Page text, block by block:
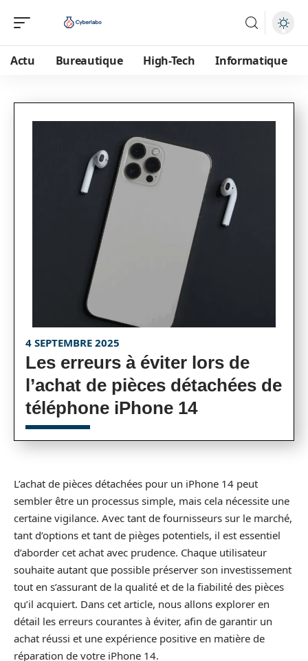
Actu Bureautique High-Tech Informatique
4 SEPTEMBRE 2025
Les erreurs à éviter lors de
l’achat de pièces détachées de
téléphone iPhone 14
L’achat de pièces détachées pour un iPhone 14 peut
sembler être un processus simple, mais cela nécessite une
certaine vigilance. Avec tant de fournisseurs sur le marché,
tant d’options et tant de pièges potentiels, il est essentiel
d’aborder cet achat avec prudence. Chaque utilisateur
souhaite autant que possible préserver son investissement
tout en s’assurant de la qualité et de la fiabilité des pièces
qu’il acquiert. Dans cet article, nous allons explorer en
détail les erreurs courantes à éviter, afin de garantir un
achat réussi et une expérience positive en matière de
réparation de votre iPhone 14.